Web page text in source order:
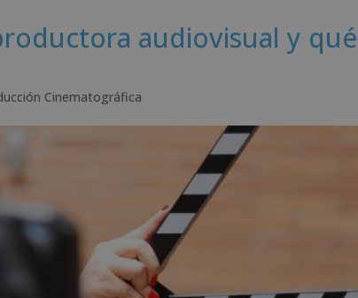
audiovisual y
Cinematográfica